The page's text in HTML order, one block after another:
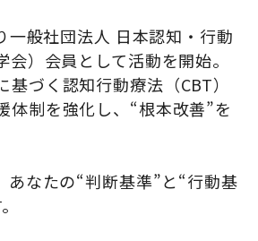
一般社団法人 日本認知・行動
）会員として活動を開始。
づく認知行動療法（CBT）
体制を強化し、“根本改善”を
あなたの“判断基準”と“行動基